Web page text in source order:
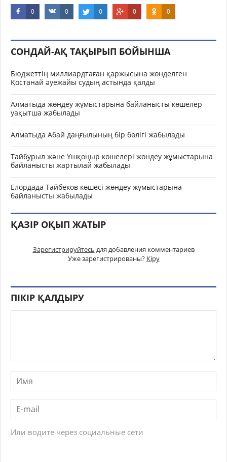
0 0 0 0 0
СОНДАЙ-АҚ ТАҚЫРЫП БОЙЫНША
Бюджеттің миллиардтаған қаржысына жөнделген
Қостанай әуежайы судың астында қалды
Алматыда жөндеу жұмыстарына байланысты көшелер
уақытша жабылады
Алматыда Абай даңғылының бір бөлігі жабылады
Тайбурыл және Үшқоңыр көшелері жөндеу жұмыстарына
байланысты жартылай жабылады
Елордада Тайбеков көшесі жөндеу жұмыстарына
байланысты жабылады
ҚАЗІР ОҚЫП ЖАТЫР
Зарегистрируйтесь для добавления комментариев
Уже зарегистрированы? Кіру
ПІКІР ҚАЛДЫРУ
Или водите через социальные сети